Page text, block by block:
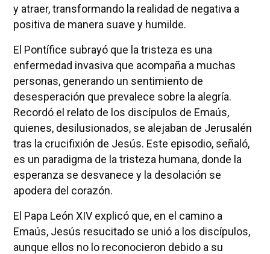
y atraer, transformando la realidad de negativa a
positiva de manera suave y humilde.
El Pontífice subrayó que la tristeza es una
enfermedad invasiva que acompaña a muchas
personas, generando un sentimiento de
desesperación que prevalece sobre la alegría.
Recordó el relato de los discípulos de Emaús,
quienes, desilusionados, se alejaban de Jerusalén
tras la crucifixión de Jesús. Este episodio, señaló,
es un paradigma de la tristeza humana, donde la
esperanza se desvanece y la desolación se
apodera del corazón.
El Papa León XIV explicó que, en el camino a
Emaús, Jesús resucitado se unió a los discípulos,
aunque ellos no lo reconocieron debido a su